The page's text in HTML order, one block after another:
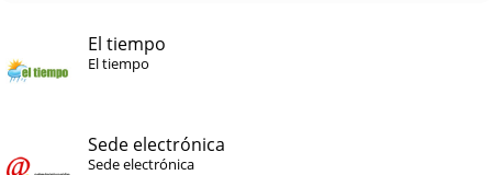
El tiempo
El tiempo
Sede electrónica
Sede electrónica